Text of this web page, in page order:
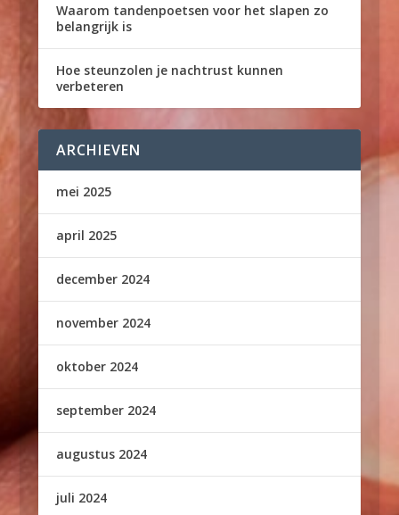
Waarom tandenpoetsen voor het slapen zo
belangrijk is
Hoe steunzolen je nachtrust kunnen
verbeteren
ARCHIEVEN
mei 2025
april 2025
december 2024
november 2024
oktober 2024
september 2024
augustus 2024
juli 2024